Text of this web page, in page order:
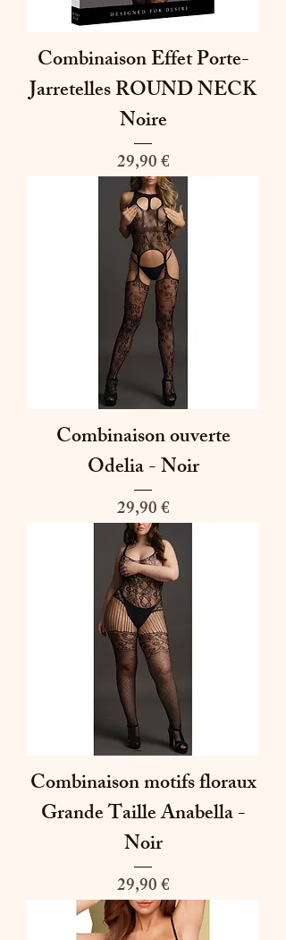
Combinaison Effet Porte-
Jarretelles ROUND NECK
Noire
Prix
29,90 €
Combinaison ouverte
Odelia - Noir
Prix
29,90 €
Combinaison motifs floraux
Grande Taille Anabella -
Noir
Prix
29,90 €